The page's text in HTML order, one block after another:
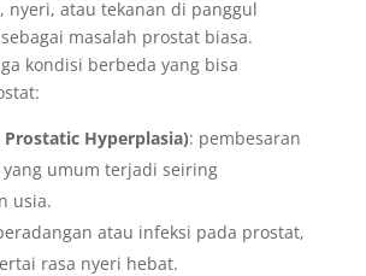
nyeri, atau tekanan di panggul
masalah prostat biasa.
kondisi berbeda yang bisa
Prostatic Hyperplasia): pembesaran
umum terjadi seiring
usia.
atau infeksi pada prostat,
rasa nyeri hebat.